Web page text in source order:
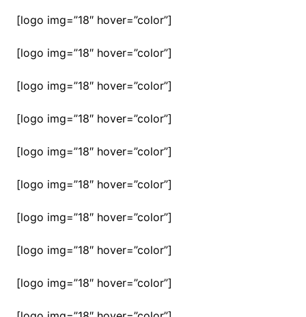
[logo img=”18″ hover=”color”]
[logo img=”18″ hover=”color”]
[logo img=”18″ hover=”color”]
[logo img=”18″ hover=”color”]
[logo img=”18″ hover=”color”]
[logo img=”18″ hover=”color”]
[logo img=”18″ hover=”color”]
[logo img=”18″ hover=”color”]
[logo img=”18″ hover=”color”]